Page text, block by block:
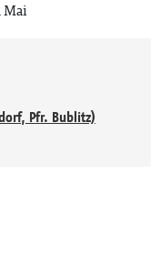
Mai
Pfr. Bublitz)